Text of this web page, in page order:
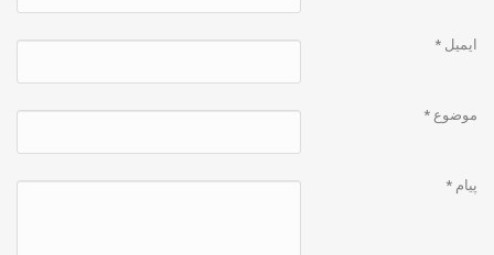
ایمیل *
موضوع *
پیام *